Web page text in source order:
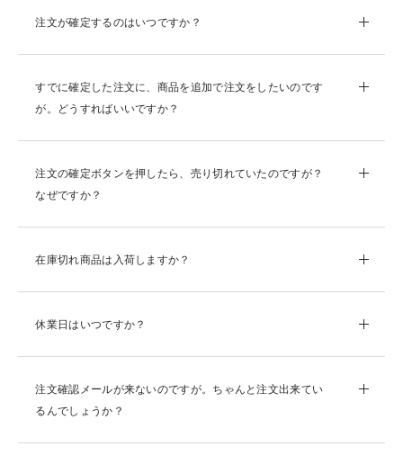
注文が確定するのはいつですか？
すでに確定した注文に、商品を追加で注文をしたいのです
が。どうすればいいですか？
注文の確定ボタンを押したら、売り切れていたのですが？
なぜですか？
在庫切れ商品は入荷しますか？
休業日はいつですか？
注文確認メールが来ないのですが。ちゃんと注文出来てい
るんでしょうか？